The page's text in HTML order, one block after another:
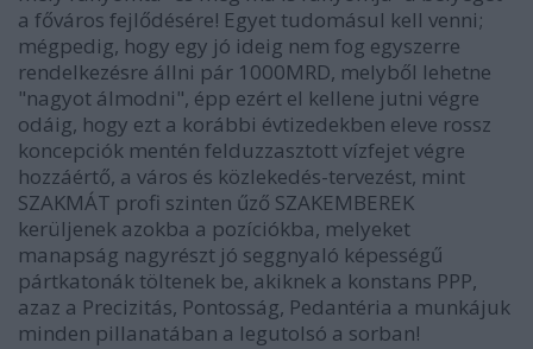
a főváros fejlődésére! Egyet tudomásul kell venni;
mégpedig, hogy egy jó ideig nem fog egyszerre
rendelkezésre állni pár 1000MRD, melyből lehetne
"nagyot álmodni", épp ezért el kellene jutni végre
odáig, hogy ezt a korábbi évtizedekben eleve rossz
koncepciók mentén felduzzasztott vízfejet végre
hozzáértő, a város és közlekedés-tervezést, mint
SZAKMÁT profi szinten űző SZAKEMBEREK
kerüljenek azokba a pozíciókba, melyeket
manapság nagyrészt jó seggnyaló képességű
pártkatonák töltenek be, akiknek a konstans PPP,
azaz a Precizitás, Pontosság, Pedantéria a munkájuk
minden pillanatában a legutolsó a sorban!